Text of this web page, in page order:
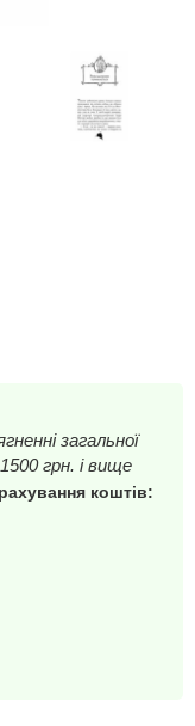
загальної
грн. і вище
коштів: